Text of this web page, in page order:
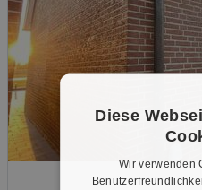
Diese
Wir verwenden